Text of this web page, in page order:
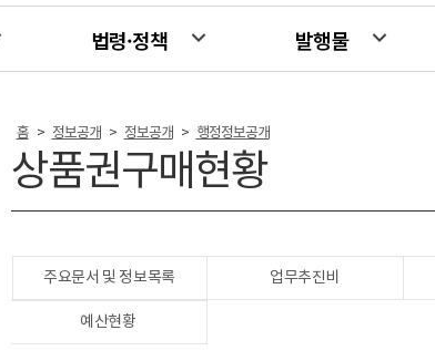
법령·정책 발행물
홈 > 정보공개 > 정보공개 > 행정정보공개
상품권구매현황
주요문서 및 정보목록 업무추진비
예산현황